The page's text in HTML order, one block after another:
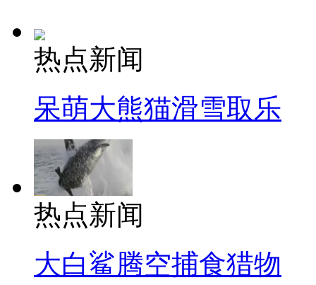
热点新闻
呆萌大熊猫滑雪取乐
热点新闻
大白鲨腾空捕食猎物